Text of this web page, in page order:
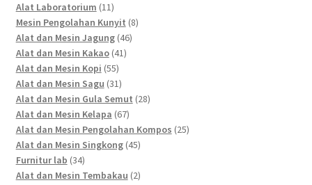
Alat Laboratorium 1111
products
Mesin Pengolahan Kunyit 88
Alat dan Mesin Jagung 4646
Alat dan Mesin Kakao 4141
Alat dan Mesin Kopi 5555
products
Alat dan Mesin Sagu 3131
products
Alat dan Mesin Gula Semut 2828
Alat dan Mesin Kelapa 6767
products
Alat dan Mesin Pengolahan Kompos 2525
Alat dan Mesin Singkong 4545
Furnitur lab 3434
products
Alat dan Mesin Tembakau 22